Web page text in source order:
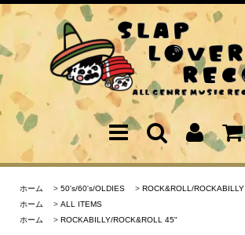
ホーム > 50's/60's/OLDIES > ROCK&ROLL/ROCKABILLY
ホーム
> ALL ITEMS
ホーム
> ROCKABILLY/ROCK&ROLL 45"